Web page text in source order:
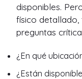
disponibles.
físico
preguntas
¿En qué
¿Están